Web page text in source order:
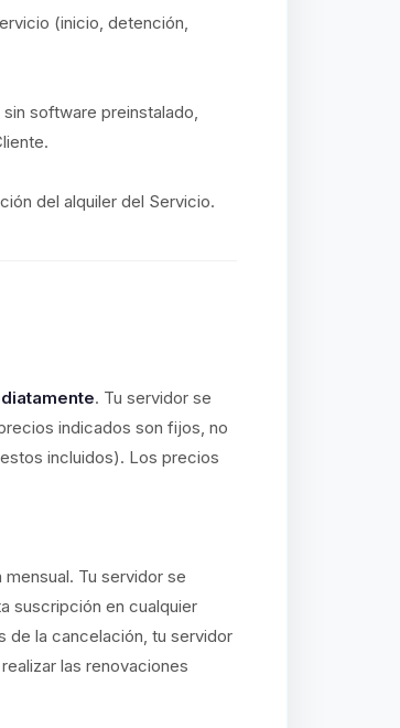
(inicio, detención,
software preinstalado,
del alquiler del Servicio.
. Tu servidor se
indicados son fijos, no
incluidos). Los precios
Tu servidor se
suscripción en cualquier
de la cancelación, tu servidor
las renovaciones